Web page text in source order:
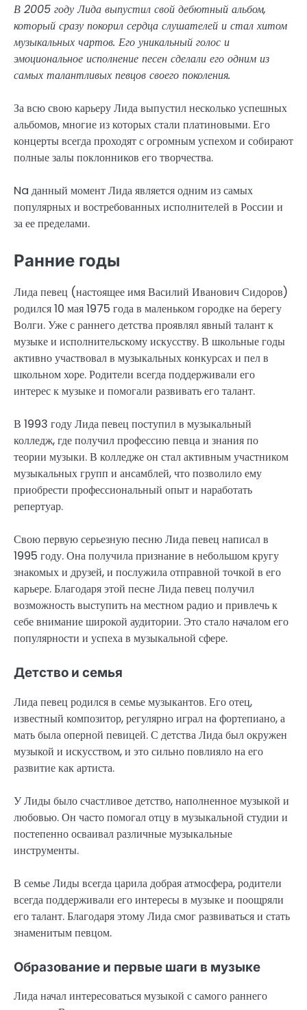
В 2005 году Лида выпустил свой дебютный альбом,
который сразу покорил сердца слушателей и стал хитом
музыкальных чартов. Его уникальный голос и
эмоциональное исполнение песен сделали его одним из
самых талантливых певцов своего поколения.
За всю свою карьеру Лида выпустил несколько успешных
альбомов, многие из которых стали платиновыми. Его
концерты всегда проходят с огромным успехом и собирают
полные залы поклонников его творчества.
Na данный момент Лида является одним из самых
популярных и востребованных исполнителей в России и
за ее пределами.
Ранние годы
Лида певец (настоящее имя Василий Иванович Сидоров)
родился 10 мая 1975 года в маленьком городке на берегу
Волги. Уже с раннего детства проявлял явный талант к
музыке и исполнительскому искусству. В школьные годы
активно участвовал в музыкальных конкурсах и пел в
школьном хоре. Родители всегда поддерживали его
интерес к музыке и помогали развивать его талант.
В 1993 году Лида певец поступил в музыкальный
колледж, где получил профессию певца и знания по
теории музыки. В колледже он стал активным участником
музыкальных групп и ансамблей, что позволило ему
приобрести профессиональный опыт и наработать
репертуар.
Свою первую серьезную песню Лида певец написал в
1995 году. Она получила признание в небольшом кругу
знакомых и друзей, и послужила отправной точкой в его
карьере. Благодаря этой песне Лида певец получил
возможность выступить на местном радио и привлечь к
себе внимание широкой аудитории. Это стало началом его
популярности и успеха в музыкальной сфере.
Детство и семья
Лида певец родился в семье музыкантов. Его отец,
известный композитор, регулярно играл на фортепиано, а
мать была оперной певицей. С детства Лида был окружен
музыкой и искусством, и это сильно повлияло на его
развитие как артиста.
У Лиды было счастливое детство, наполненное музыкой и
любовью. Он часто помогал отцу в музыкальной студии и
постепенно осваивал различные музыкальные
инструменты.
В семье Лиды всегда царила добрая атмосфера, родители
всегда поддерживали его интересы в музыке и поощряли
его талант. Благодаря этому Лида смог развиваться и стать
знаменитым певцом.
Образование и первые шаги в музыке
Лида начал интересоваться музыкой с самого раннего